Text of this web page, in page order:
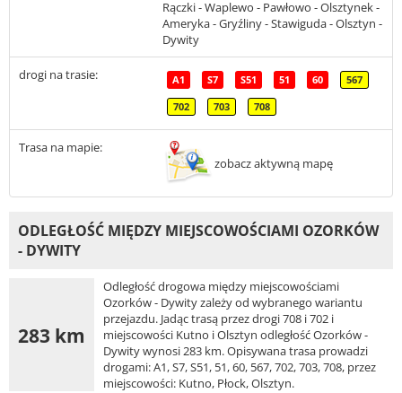
Rączki - Waplewo - Pawłowo - Olsztynek -
Ameryka - Gryźliny - Stawiguda - Olsztyn -
Dywity
drogi na trasie: A1 S7 S51 51 60 567
702 703 708
Trasa na mapie:
zobacz aktywną mapę
ODLEGŁOŚĆ MIĘDZY MIEJSCOWOŚCIAMI OZORKÓW
- DYWITY
283 km
Odległość drogowa między miejscowościami
Ozorków - Dywity zależy od wybranego wariantu
przejazdu. Jadąc trasą przez drogi 708 i 702 i
miejscowości Kutno i Olsztyn odległość Ozorków -
Dywity wynosi 283 km. Opisywana trasa prowadzi
drogami: A1, S7, S51, 51, 60, 567, 702, 703, 708, przez
miejscowości: Kutno, Płock, Olsztyn.